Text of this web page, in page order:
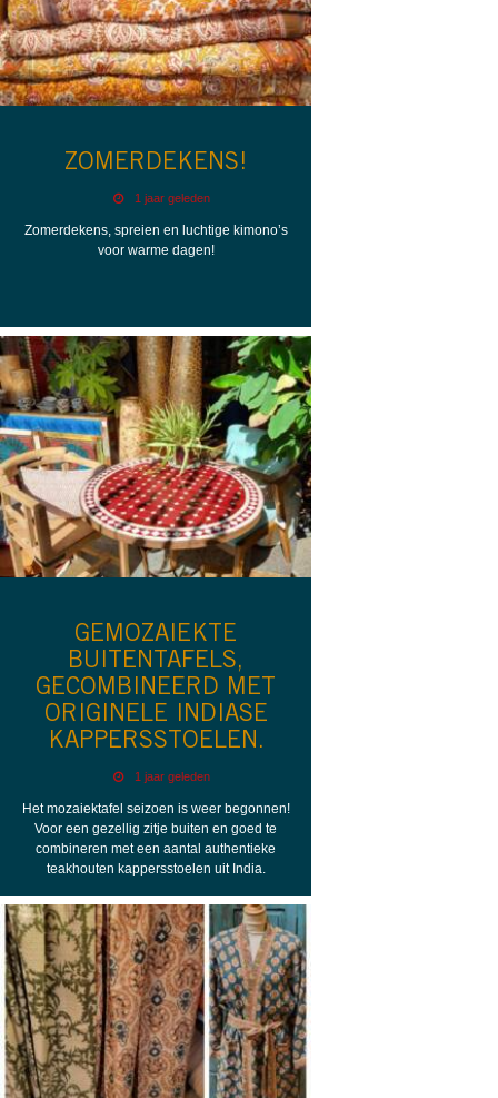
ZOMERDEKENS!
1 jaar geleden
Zomerdekens, spreien en luchtige kimono’s
voor warme dagen!
GEMOZAIEKTE
BUITENTAFELS,
GECOMBINEERD MET
ORIGINELE INDIASE
KAPPERSSTOELEN.
1 jaar geleden
Het mozaiektafel seizoen is weer begonnen!
Voor een gezellig zitje buiten en goed te
combineren met een aantal authentieke
teakhouten kappersstoelen uit India.